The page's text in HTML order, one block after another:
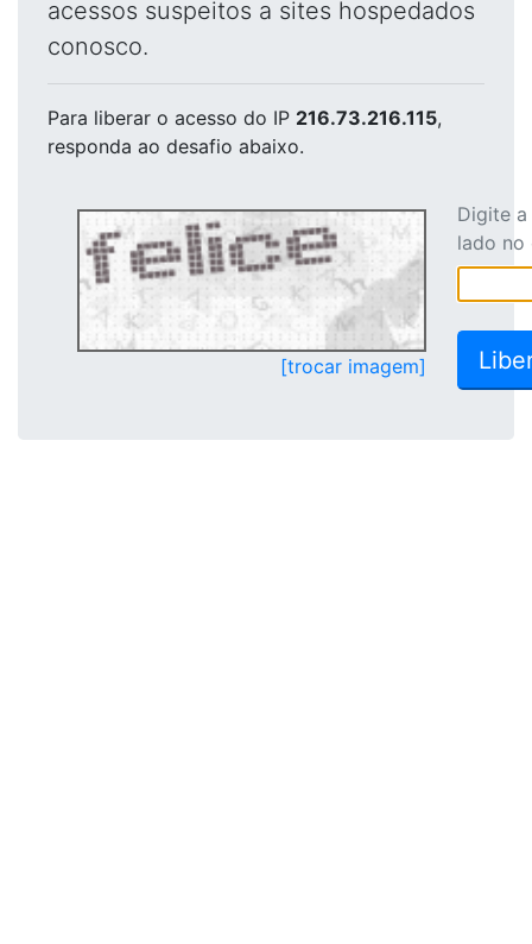
acessos suspeitos a sites hospedados
conosco.
Para liberar o acesso do IP 216.73.216.115,
responda ao desafio abaixo.
[trocar imagem]
Digite
lado no